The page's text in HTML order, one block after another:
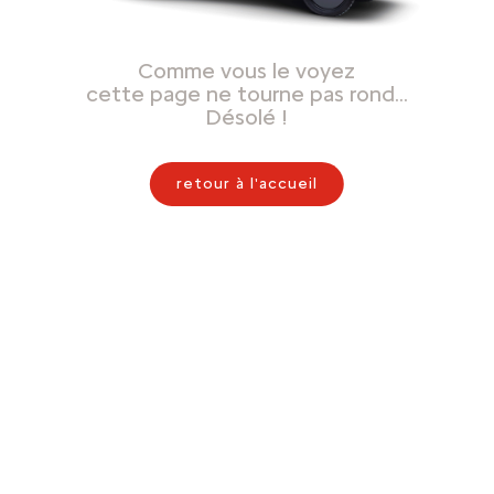
Comme vous le voyez
cette page ne tourne pas rond…
Désolé !
retour à l'accueil